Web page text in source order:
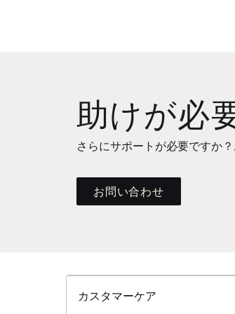
助けが必
さらにサポートが必要ですか
お問い合わせ
カスタマーケア